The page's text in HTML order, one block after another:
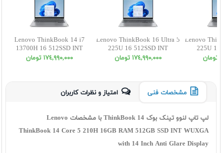
Lenovo ThinkBook 14 i7
13700H 16 512SSD INT
WUXGA
١٧٤,٩٩٠,٠٠٠ تومان
Lenovo ThinkBook 16 Ultra 5
225U 16 512SSD INT
WUXGA
١٧٤,٩٩٠,٠٠٠ تومان
Lenovo
225U
مشخصات فنی امتیاز و نظرات کاربران
لپ تاپ لنوو تینک بوک ThinkBook 14 با مشخصات Lenovo
ThinkBook 14 Core 5 210H 16GB RAM 512GB SSD INT WUXGA
with 14 Inch Anti Glare Display